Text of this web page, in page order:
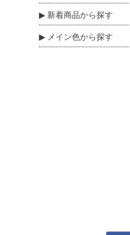
新着商品から探す
メイン色から探す